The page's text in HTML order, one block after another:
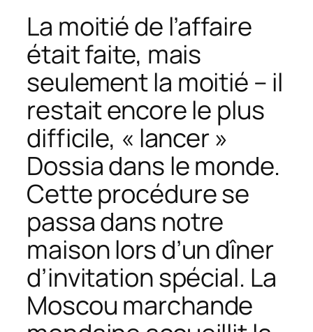
La moitié de l’affaire
était faite, mais
seulement la moitié – il
restait encore le plus
difficile, « lancer »
Dossia dans le monde.
Cette procédure se
passa dans notre
maison lors d’un dîner
d’invitation spécial. La
Moscou marchande